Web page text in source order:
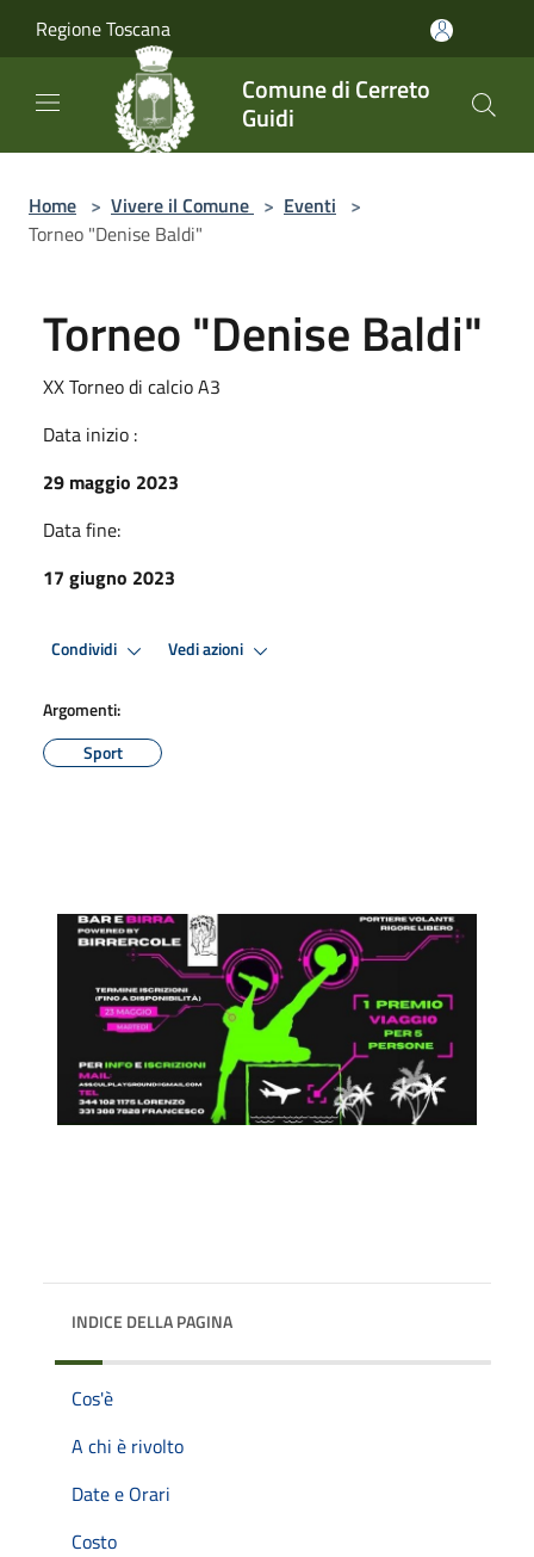
Regione Toscana
Comune di Cerreto
Guidi
Home > Vivere il Comune > Eventi >
Torneo "Denise Baldi"
Torneo "Denise Baldi"
XX Torneo di calcio A3
Data inizio :
29 maggio 2023
Data fine:
17 giugno 2023
Condividi Vedi azioni
Argomenti:
Sport
INDICE DELLA PAGINA
Cos'è
A chi è rivolto
Date e Orari
Costo